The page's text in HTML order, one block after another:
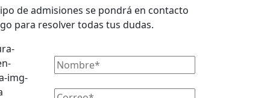
de admisiones se pondrá en contacto
para resolver todas tus dudas.